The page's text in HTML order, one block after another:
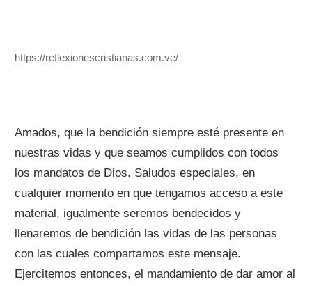
https://reflexionescristianas.com.ve/
Amados, que la bendición siempre esté presente en
nuestras vidas y que seamos cumplidos con todos
los mandatos de Dios. Saludos especiales, en
cualquier momento en que tengamos acceso a este
material, igualmente seremos bendecidos y
llenaremos de bendición las vidas de las personas
con las cuales compartamos este mensaje.
Ejercitemos entonces, el mandamiento de dar amor al